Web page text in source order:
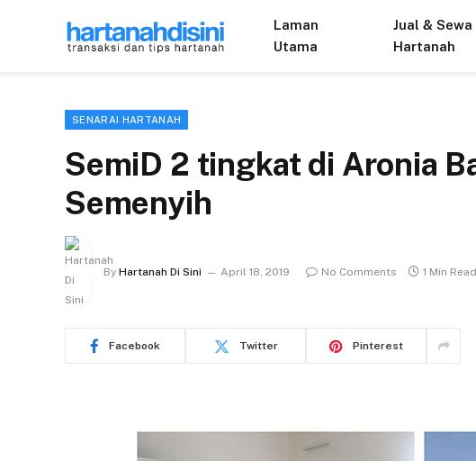
Laman
Utama
Jual & Sewa
Hartanah
SENARAI HARTANAH
SemiD 2 tingkat di Aronia
Semenyih
By Hartanah Di Sini April 18, 2019 No Comments 1 Min Read
Facebook Twitter Pinterest